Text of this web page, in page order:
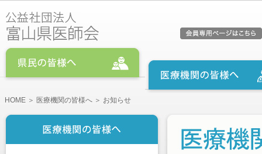
HOME ＞ 医療機関の皆様へ ＞ お知らせ